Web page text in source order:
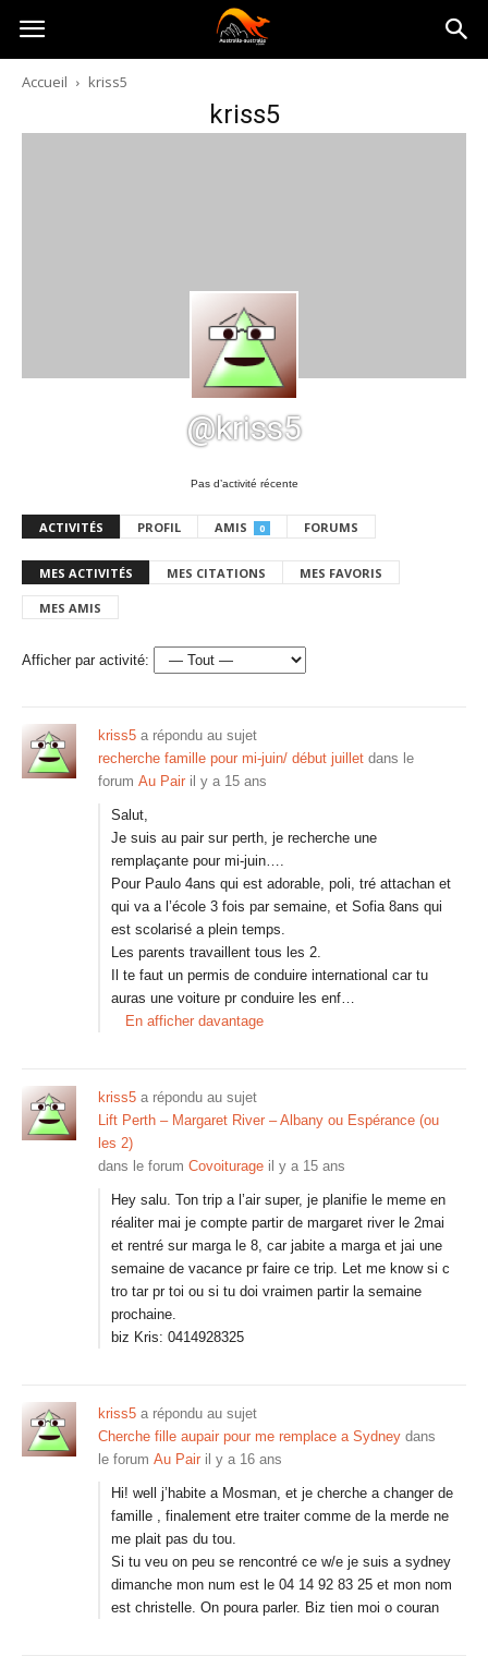
Australia-
australie.com
Accueil kriss5
kriss5
@kriss5
Pas d’activité récente
ACTIVITÉS PROFIL AMIS 0 FORUMS
MES ACTIVITÉS MES CITATIONS MES FAVORIS
MES AMIS
Afficher par activité:
kriss5 a répondu au sujet
recherche famille pour mi-juin/ début juillet dans le
forum Au Pair il y a 15 ans
Salut,
Je suis au pair sur perth, je recherche une
remplaçante pour mi-juin….
Pour Paulo 4ans qui est adorable, poli, tré attachan et
qui va a l’école 3 fois par semaine, et Sofia 8ans qui
est scolarisé a plein temps.
Les parents travaillent tous les 2.
Il te faut un permis de conduire international car tu
auras une voiture pr conduire les enf…
En afficher davantage
kriss5 a répondu au sujet
Lift Perth – Margaret River – Albany ou Espérance (ou
les 2)
dans le forum Covoiturage il y a 15 ans
Hey salu. Ton trip a l’air super, je planifie le meme en
réaliter mai je compte partir de margaret river le 2mai
et rentré sur marga le 8, car jabite a marga et jai une
semaine de vacance pr faire ce trip. Let me know si c
tro tar pr toi ou si tu doi vraimen partir la semaine
prochaine.
biz Kris: 0414928325
kriss5 a répondu au sujet
Cherche fille aupair pour me remplace a Sydney dans
le forum Au Pair il y a 16 ans
Hi! well j’habite a Mosman, et je cherche a changer de
famille , finalement etre traiter comme de la merde ne
me plait pas du tou.
Si tu veu on peu se rencontré ce w/e je suis a sydney
dimanche mon num est le 04 14 92 83 25 et mon nom
est christelle. On poura parler. Biz tien moi o couran